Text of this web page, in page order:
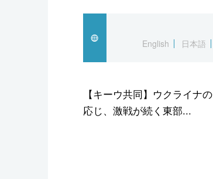
スポーツ・東京2020English
日本語
【キーウ共同】ウクライナ
応じ、激戦が続く東部...